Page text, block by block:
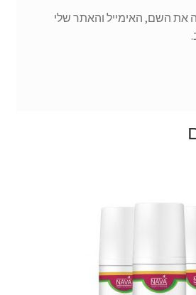
את השם, האימייל והאתר שלי